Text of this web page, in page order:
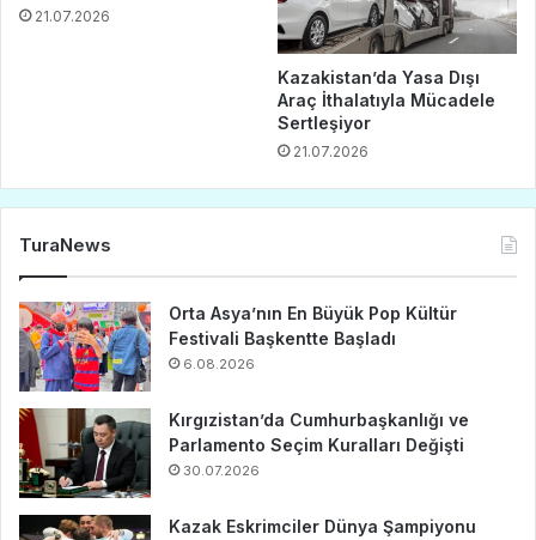
21.07.2026
Kazakistan’da Yasa Dışı
Araç İthalatıyla Mücadele
Sertleşiyor
21.07.2026
TuraNews
Orta Asya’nın En Büyük Pop Kültür
Festivali Başkentte Başladı
6.08.2026
Kırgızistan’da Cumhurbaşkanlığı ve
Parlamento Seçim Kuralları Değişti
30.07.2026
Kazak Eskrimciler Dünya Şampiyonu